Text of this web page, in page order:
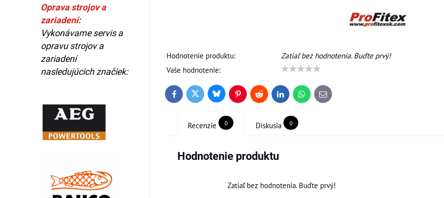
Hodnotenie produktu:
Zatiaľ bez hodnotenia. Buďte prvý!
Vaše hodnotenie:
FacebookTwitter BlueskyPinterestReddit LinkedInWhatsApp
E-
mail
Recenzie 0 Diskusia 0
Hodnotenie produktu
Zatiaľ bez hodnotenia. Buďte prvý!
Oprava strojov a
zariadení:
Vykonávame servis a
opravu strojov a
zariadení
nasledujúcich značiek: